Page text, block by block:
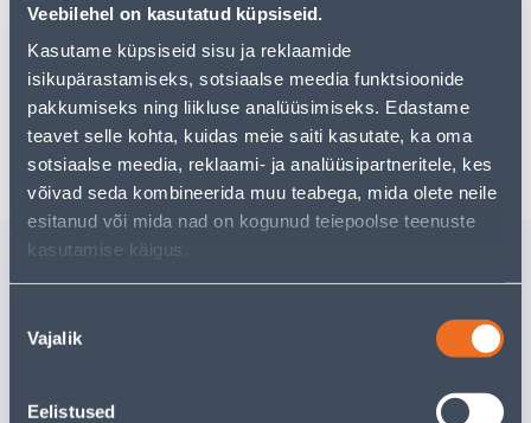
Veebilehel on kasutatud küpsiseid.
Kasutame küpsiseid sisu ja reklaamide
isikupärastamiseks, sotsiaalse meedia funktsioonide
pakkumiseks ning liikluse analüüsimiseks. Edastame
teavet selle kohta, kuidas meie saiti kasutate, ka oma
sotsiaalse meedia, reklaami- ja analüüsipartneritele, kes
võivad seda kombineerida muu teabega, mida olete neile
esitanud või mida nad on kogunud teiepoolse teenuste
kasutamise käigus.
valik
Vajalik
Eelistused
kasutades meie võimsat otsingufunktsiooni, et leida
Tarne pole võimalik
Sarnased tooted
6.71 €
sisselogitud